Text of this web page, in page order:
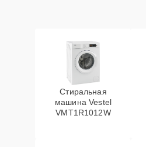
Стиральная
машина Vestel
VMT1R1012W